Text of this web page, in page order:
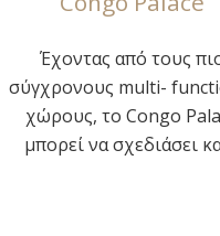
Στην καρδιά της
ΑΙΓΛΗ ΖΑΠΠΕΙΟΥ
ως ένας εμβληματικός
εκδηλώσεων που...